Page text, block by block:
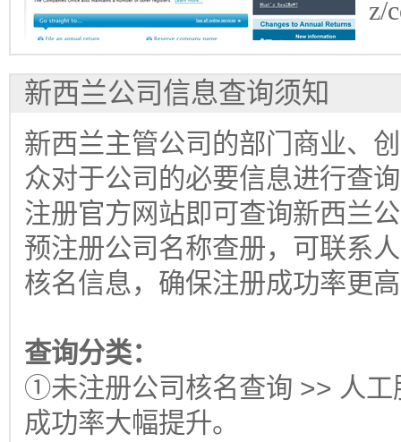
z/
新西兰公司信息查询须知
新西兰主管公司的部门商业、
众对于公司的必要信息进行查
注册官方网站即可查询新西兰
预注册公司名称查册，可联系
核名信息，确保注册成功率更
查询分类：
①未注册公司核名查询 >> 人工
成功率大幅提升。